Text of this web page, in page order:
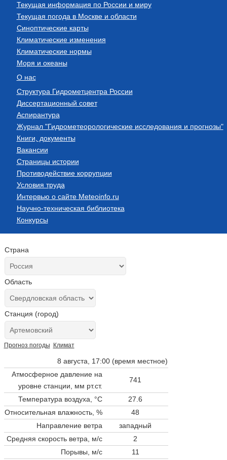
Текущая информация по России и миру
Текущая погода в Москве и области
Синоптические карты
Климатические изменения
Климатические нормы
Моря и океаны
О нас
Структура Гидрометцентра России
Диссертационный совет
Аспирантура
Журнал "Гидрометеорологические исследования и прогнозы"
Книги, документы
Вакансии
Страницы истории
Противодействие коррупции
Условия труда
Интервью о сайте Meteoinfo.ru
Научно-техническая библиотека
Конкурсы
Страна
Область
Станция (город)
Прогноз погоды Климат
8 августа, 17:00 (время местное)
Атмосферное давление на
уровне станции, мм рт.ст.
741
Температура воздуха, °C
27.6
Относительная влажность, %
48
Направление ветра
западный
Средняя скорость ветра, м/с
2
Порывы, м/с
11